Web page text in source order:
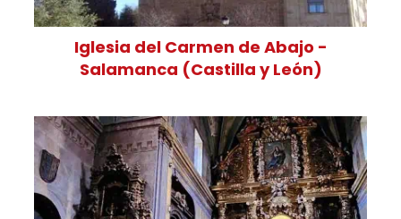
Iglesia del Carmen de Abajo -
Salamanca (Castilla y León)